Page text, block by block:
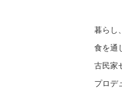
暮らし
食を通
古民家
プロデ